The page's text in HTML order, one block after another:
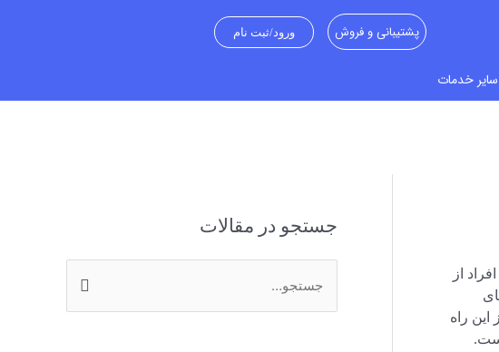
پشتیبانی و فروش ورود/ثبت نام
سایر خدمات
از
راه
جستجو در مقالات
س